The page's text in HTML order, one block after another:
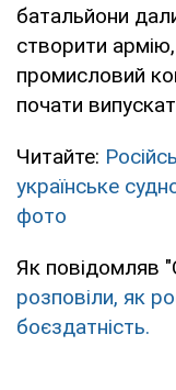
батальйони
створити
промисловий
почати
Читайте:
українське
фото
Як повідомляв
розповіли, як
боєздатність.